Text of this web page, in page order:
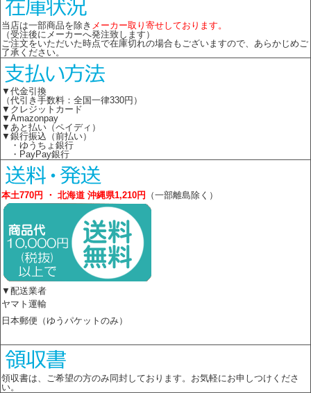
当店は一部商品を除き メーカー取り寄せしております。
（受注後にメーカーへ発注致します）
ご注文をいただいた時点で在庫切れの場合もございますので、あらかじめご
了承ください。
▼代金引換
（代引き手数料：全国一律330円）
▼クレジットカード
▼Amazonpay
▼あと払い（ペイディ）
▼銀行振込（前払い）
・ゆうちょ銀行
・PayPay銀行
本土770円 ・ 北海道 沖縄県1,210円 （一部離島除く）
▼配送業者
ヤマト運輸
日本郵便（ゆうパケットのみ）
領収書は、ご希望の方のみ同封しております。お気軽にお申しつけくださ
い。